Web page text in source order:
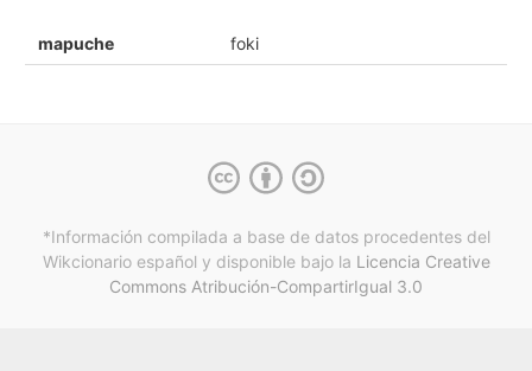
mapuche foki
*Información compilada a base de datos procedentes del
Wikcionario español y disponible bajo la Licencia Creative
Commons Atribución-CompartirIgual 3.0